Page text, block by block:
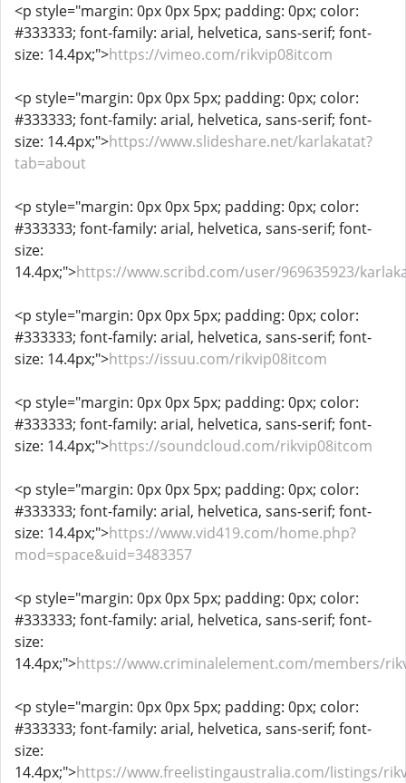
<p style="margin: 0px 0px 5px; padding: 0px; color:
#333333; font-family: arial, helvetica, sans-serif; font-
size: 14.4px;">https://vimeo.com/rikvip08itcom
<p style="margin: 0px 0px 5px; padding: 0px; color:
#333333; font-family: arial, helvetica, sans-serif; font-
size: 14.4px;">https://www.slideshare.net/karlakatat?
tab=about
<p style="margin: 0px 0px 5px; padding: 0px; color:
#333333; font-family: arial, helvetica, sans-serif; font-
size:
14.4px;">https://www.scribd.com/user/969635923/
<p style="margin: 0px 0px 5px; padding: 0px; color:
#333333; font-family: arial, helvetica, sans-serif; font-
size: 14.4px;">https://issuu.com/rikvip08itcom
<p style="margin: 0px 0px 5px; padding: 0px; color:
#333333; font-family: arial, helvetica, sans-serif; font-
size: 14.4px;">https://soundcloud.com/rikvip08itcom
<p style="margin: 0px 0px 5px; padding: 0px; color:
#333333; font-family: arial, helvetica, sans-serif; font-
size: 14.4px;">https://www.vid419.com/home.php?
mod=space&uid=3483357
<p style="margin: 0px 0px 5px; padding: 0px; color:
#333333; font-family: arial, helvetica, sans-serif; font-
size:
14.4px;">https://www.criminalelement.com/members/
<p style="margin: 0px 0px 5px; padding: 0px; color:
#333333; font-family: arial, helvetica, sans-serif; font-
size:
14.4px;">https://www.freelistingaustralia.com/listings/